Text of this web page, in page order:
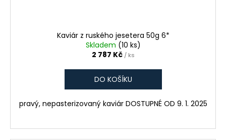
Kaviár z ruského jesetera 50g 6*
Skladem (10 ks)
2 787 Kč / ks
DO KOŠÍKU
pravý, nepasterizovaný kaviár DOSTUPNÉ OD 9. 1. 2025